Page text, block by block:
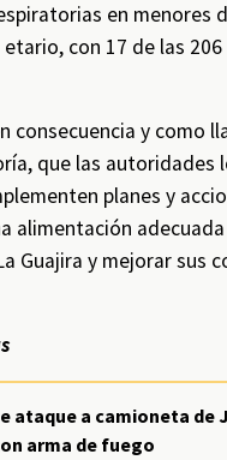
en menores
con 17 de las
consecuencia y como
que las autoridades
planes y
alimentación
Guajira y mejorar sus
ataque a camioneta de
arma de fuego